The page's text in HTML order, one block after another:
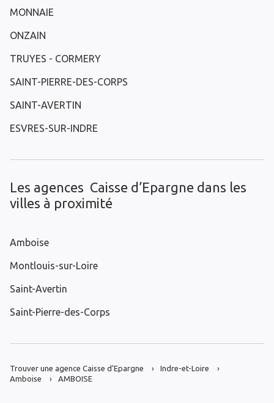
MONNAIE
ONZAIN
TRUYES - CORMERY
SAINT-PIERRE-DES-CORPS
SAINT-AVERTIN
ESVRES-SUR-INDRE
Les agences Caisse d’Epargne dans les
villes à proximité
Amboise
Montlouis-sur-Loire
Saint-Avertin
Saint-Pierre-des-Corps
Trouver une agence Caisse d’Epargne
Indre-et-Loire
Amboise
AMBOISE